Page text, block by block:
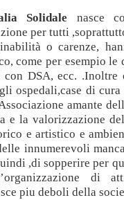
Solidale nasce
per tutti
o carenze,
come per esempio le
DSA, ecc.
ospedali,case di
amante
e la valorizzazione
e artistico e
innumerevoli
,di sopperire per
di
piu deboli della